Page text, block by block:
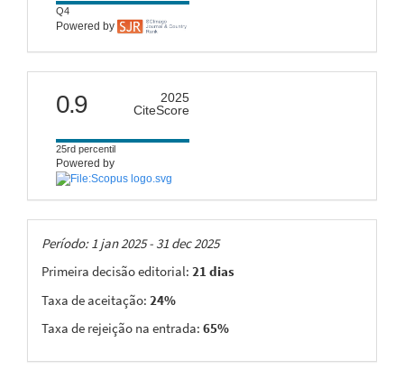
Q4
Powered by
citescore
0.9
2025
CiteScore
25rd percentil
Powered by
Taxas
Período: 1 jan 2025 - 31 dec 2025
Primeira decisão editorial: 21 dias
Taxa de aceitação: 24%
Taxa de rejeição na entrada: 65%